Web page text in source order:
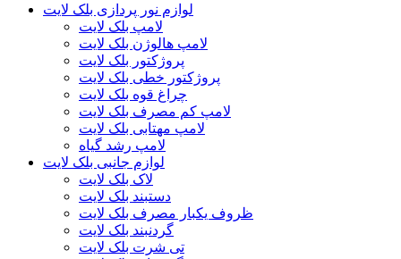
لوازم نور پردازی بلک لایت
لامپ بلک لایت
لامپ هالوژن بلک لایت
پروژکتور بلک لایت
پروژکتور خطی بلک لایت
چراغ قوه بلک لایت
لامپ کم مصرف بلک لایت
لامپ مهتابی بلک لایت
لامپ رشد گیاه
لوازم جانبی بلک لایت
لاک بلک لایت
دستبند بلک لایت
ظروف یکبار مصرف بلک لایت
گردنبند بلک لایت
تی شرت بلک لایت